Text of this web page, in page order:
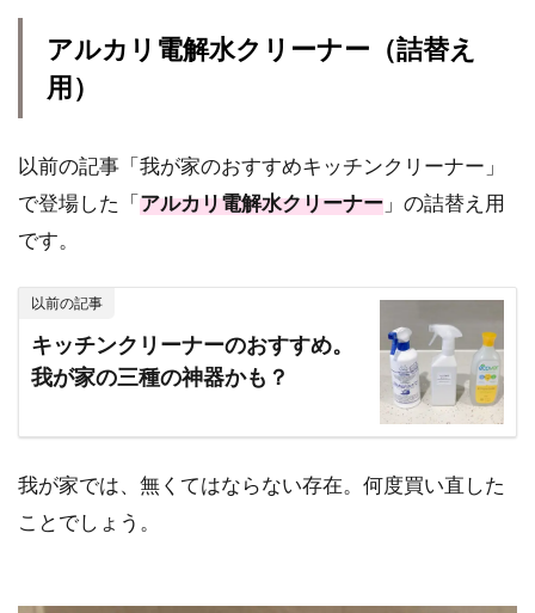
アルカリ電解水クリーナー（詰替え
用）
以前の記事「我が家のおすすめキッチンクリーナー」
で登場した「アルカリ電解水クリーナー 」の詰替え用
です。
以前の記事
キッチンクリーナーのおすすめ。
我が家の三種の神器かも？
我が家では、無くてはならない存在。何度買い直した
ことでしょう。